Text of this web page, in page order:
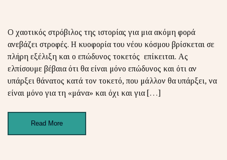
Ο χαοτικός στρόβιλος της ιστορίας για μια ακόμη φορά
ανεβάζει στροφές. Η κυοφορία του νέου κόσμου βρίσκεται σε
πλήρη εξέλιξη και ο επώδυνος τοκετός επίκειται. Ας
ελπίσουμε βέβαια ότι θα είναι μόνο επώδυνος και ότι αν
υπάρξει θάνατος κατά τον τοκετό, που μάλλον θα υπάρξει, να
είναι μόνο για τη «μάνα» και όχι και για […]
Read More